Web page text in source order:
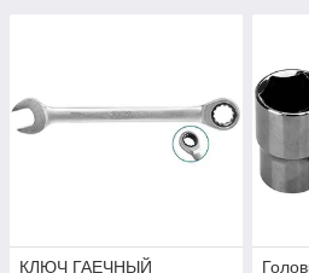
КЛЮЧ ГАЕЧНЫЙ